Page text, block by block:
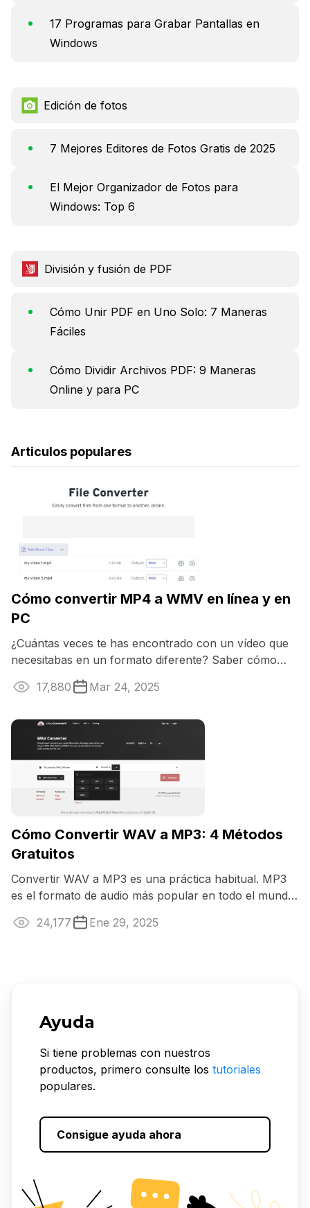
17 Programas para Grabar Pantallas en
Windows
Edición de fotos
7 Mejores Editores de Fotos Gratis de 2025
El Mejor Organizador de Fotos para
Windows: Top 6
División y fusión de PDF
Cómo Unir PDF en Uno Solo: 7 Maneras
Fáciles
Cómo Dividir Archivos PDF: 9 Maneras
Online y para PC
Articulos populares
Cómo convertir MP4 a WMV en línea y en
PC
¿Cuántas veces te has encontrado con un vídeo que
necesitabas en un formato diferente? Saber cómo
convertir MP4 a WMV puede ser una ...
17,880 Mar 24, 2025
Cómo Convertir WAV a MP3: 4 Métodos
Gratuitos
Convertir WAV a MP3 es una práctica habitual. MP3
es el formato de audio más popular en todo el mundo
para música, podcasts ...
24,177 Ene 29, 2025
Ayuda
Si tiene problemas con nuestros
productos, primero consulte los tutoriales
populares.
Consigue ayuda ahora